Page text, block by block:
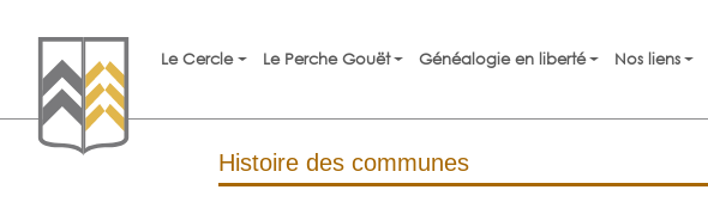
Le Cercle Le Perche Gouët Généalogie en liberté Nos liens
Histoire des communes